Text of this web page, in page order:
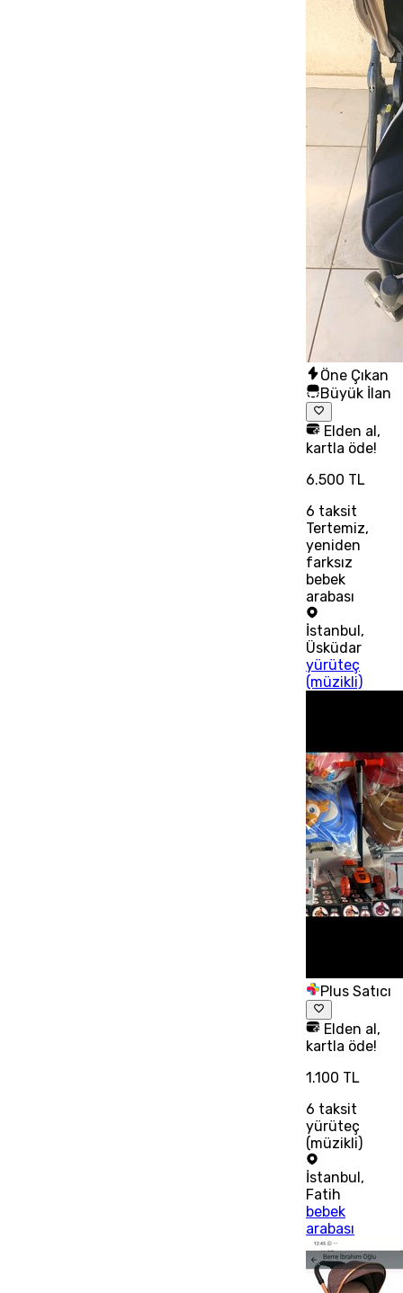
Öne Çıkan
Büyük İlan
Elden al,
kartla öde!
6.500 TL
6 taksit
Tertemiz,
yeniden
farksız
bebek
arabası
İstanbul,
Üsküdar
yürüteç
(müzikli)
Plus Satıcı
Elden al,
kartla öde!
1.100 TL
6 taksit
yürüteç
(müzikli)
İstanbul ,
Fatih
bebek
arabası